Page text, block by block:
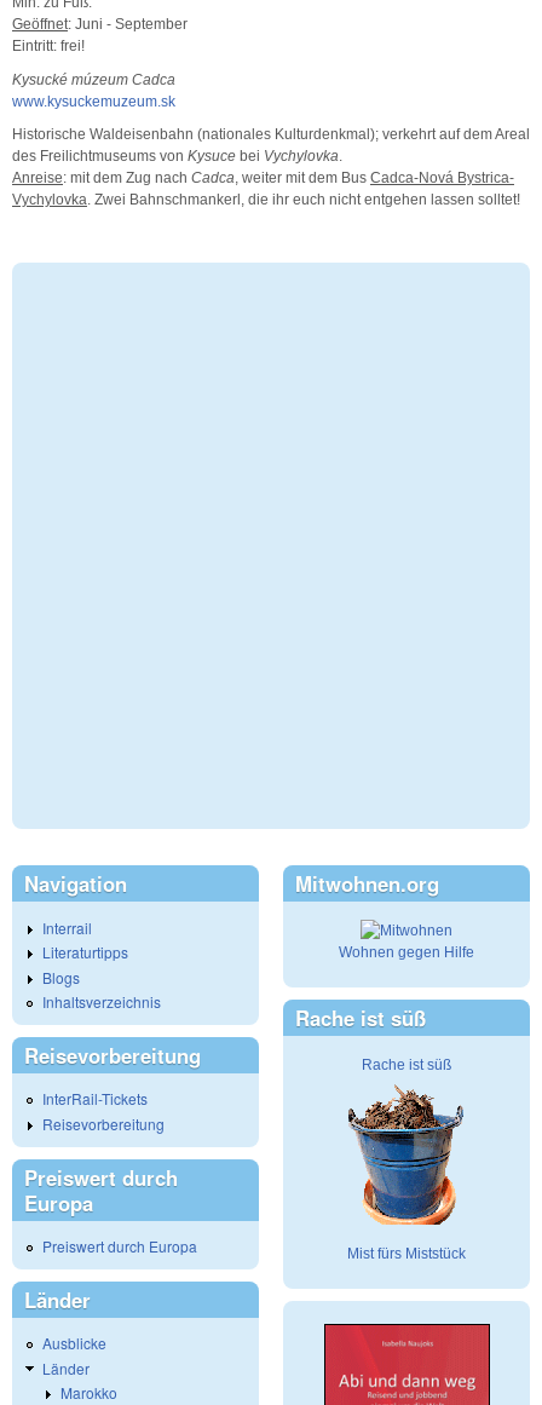
Geöffnet: Juni - September
Eintritt: frei!
Kysucké múzeum Cadca
www.kysuckemuzeum.sk
Historische Waldeisenbahn (nationales Kulturdenkmal); verkehrt auf dem Areal
des Freilichtmuseums von Kysuce bei Vychylovka.
Anreise: mit dem Zug nach Cadca, weiter mit dem Bus Cadca-Nová Bystrica-
Vychylovka. Zwei Bahnschmankerl, die ihr euch nicht entgehen lassen solltet!
Navigation
Interrail
Literaturtipps
Blogs
Inhaltsverzeichnis
Reisevorbereitung
InterRail-Tickets
Reisevorbereitung
Preiswert durch
Europa
Preiswert durch Europa
Länder
Ausblicke
Länder
Marokko
Mitwohnen.org
Wohnen gegen Hilfe
Rache ist süß
Rache ist süß
Mist fürs Miststück